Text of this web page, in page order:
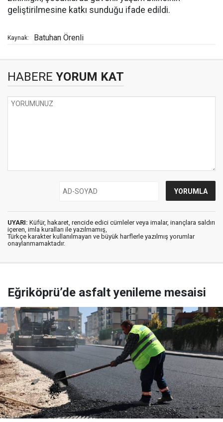
geliştirilmesine katkı sunduğu ifade edildi.
Kaynak: Batuhan Örenli
HABERE YORUM KAT
UYARI: Küfür, hakaret, rencide edici cümleler veya imalar, inançlara saldırı
içeren, imla kuralları ile yazılmamış,
Türkçe karakter kullanılmayan ve büyük harflerle yazılmış yorumlar
onaylanmamaktadır.
Eğriköprü’de asfalt yenileme mesaisi